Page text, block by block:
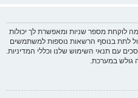
לוקחת מספר שניות ומאפשרת לך יכולות
לתת בנוסף הרשאות נוספות למשתמשים
עם תנאי השימוש שלנו וכללי המדיניות.
גולש במערכת.